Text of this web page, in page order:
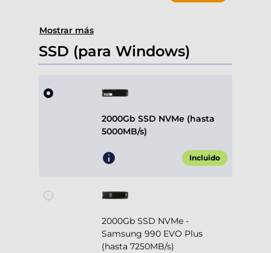
Mostrar más
SSD (para Windows)
2000Gb SSD NVMe (hasta
5000MB/s)
Incluido
2000Gb SSD NVMe -
Samsung 990 EVO Plus
(hasta 7250MB/s)